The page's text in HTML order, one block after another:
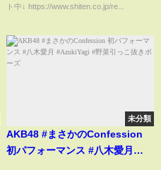
ト中↓ https://www.shiten.co.jp/re...
未分類
AKB48 #まさかのConfession
初パフォーマンス #八木愛月